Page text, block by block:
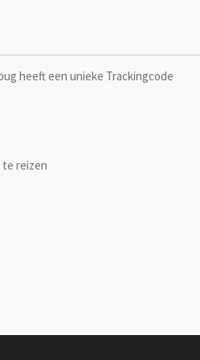
heeft een unieke Trackingcode
te reizen